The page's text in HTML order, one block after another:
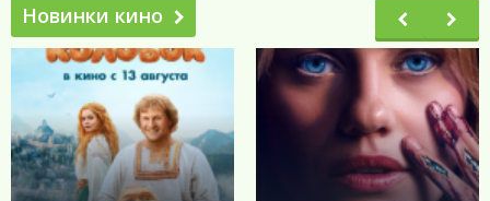
Новинки кино